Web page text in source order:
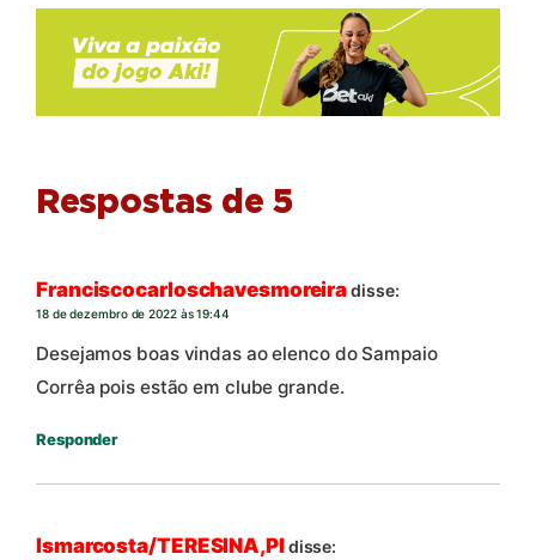
Respostas de 5
Franciscocarloschavesmoreiradisse:
18 de dezembro de 2022 às 19:44
Desejamos boas vindas ao elenco do Sampaio
Corrêa pois estão em clube grande.
Responder
Ismarcosta/TERESINA,PIdisse: